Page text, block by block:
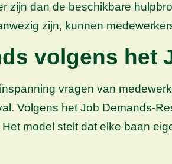
zijn dan de beschikbare
zijn, kunnen
volgens het
vragen van
Volgens het Job Demands-
model stelt dat elke baan